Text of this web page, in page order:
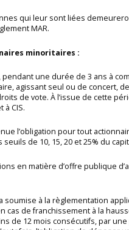
qui leur sont liées
MAR.
minoritaires :
une durée de 3 ans à
agissant seul ou de concert,
de vote. À l’issue de cette
à CIS.
l’obligation pour tout
de 10, 15, 20 et 25% du
en matière d’offre publique
soumise à la règlementation
de franchissement à la
de 12 mois consécutifs, par